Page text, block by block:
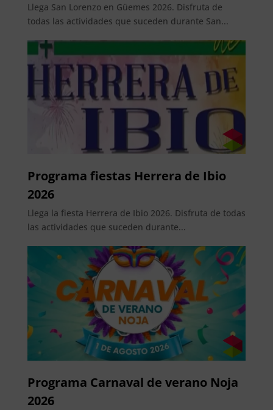
Llega San Lorenzo en Güemes 2026. Disfruta de
todas las actividades que suceden durante San...
Programa fiestas Herrera de Ibio
2026
Llega la fiesta Herrera de Ibio 2026. Disfruta de todas
las actividades que suceden durante...
Programa Carnaval de verano Noja
2026